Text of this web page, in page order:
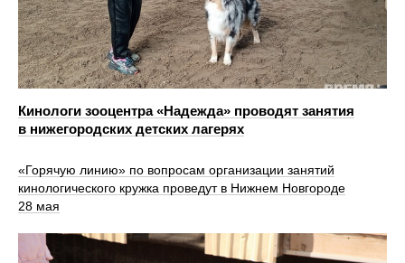
Кинологи зооцентра «Надежда» проводят занятия
в нижегородских детских лагерях
«Горячую линию» по вопросам организации занятий
кинологического кружка проведут в Нижнем Новгороде
28 мая